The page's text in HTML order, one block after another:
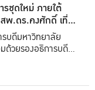
ชุดใหม่ ภายใต้
พ.ดร.คงศักดิ์ เที่ยง
บดีมหาวิทยาลัย
ด้วยรองอธิการบดีทั้ง